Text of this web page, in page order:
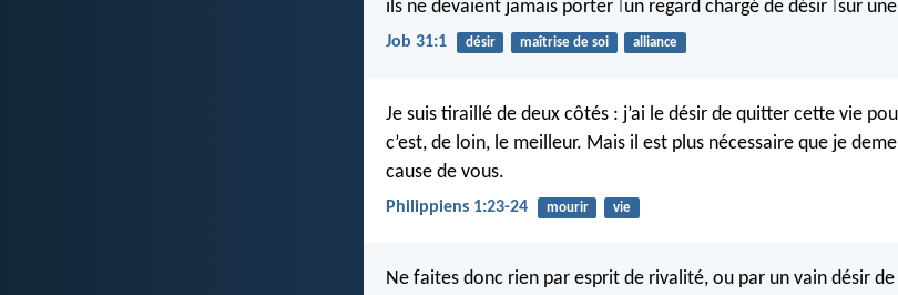
ils ne devaient jamais porter un regard chargé de désir sur
Job 31:1 désir maîtrise de soi alliance
Je suis tiraillé de deux côtés : j’ai le désir de quitter cette vie
c’est, de loin, le meilleur. Mais il est plus nécessaire que je
cause de vous.
Philippiens 1:23-24 mourir vie
Ne faites donc rien par esprit de rivalité, ou par un vain désir